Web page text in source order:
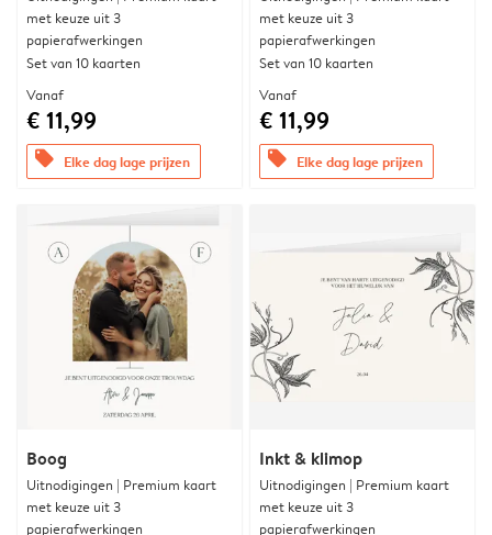
met keuze uit 3
papierafwerkingen
Set van 10 kaarten
Vanaf
€ 11,99
offers Elke dag lage prijzen
met keuze uit 3
papierafwerkingen
Set van 10 kaarten
Vanaf
€ 11,99
offers Elke dag lage prijzen
Boog
Uitnodigingen | Premium kaart
met keuze uit 3
papierafwerkingen
Inkt & klimop
Uitnodigingen | Premium kaart
met keuze uit 3
papierafwerkingen